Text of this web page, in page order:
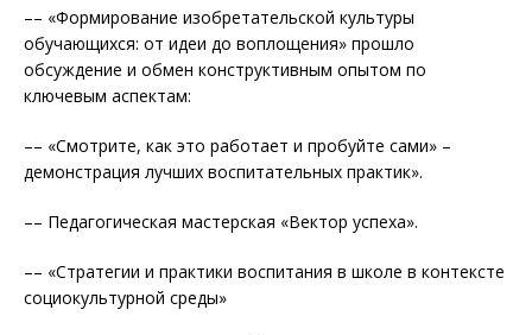
–– «Формирование изобретательской культуры
обучающихся: от идеи до воплощения» прошло
обсуждение и обмен конструктивным опытом по
ключевым аспектам:
–– «Смотрите, как это работает и пробуйте сами» –
демонстрация лучших воспитательных практик».
–– Педагогическая мастерская «Вектор успеха».
–– «Стратегии и практики воспитания в школе в контексте
социокультурной среды»